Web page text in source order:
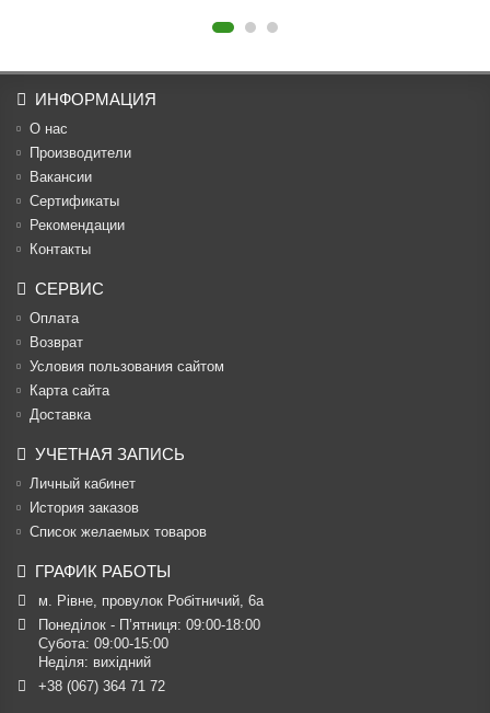
ИНФОРМАЦИЯ
О нас
Производители
Вакансии
Cертификаты
Рекомендации
Контакты
СЕРВИС
Оплата
Возврат
Условия пользования сайтом
Карта сайта
Доставка
УЧЕТНАЯ ЗАПИСЬ
Личный кабинет
История заказов
Список желаемых товаров
ГРАФИК РАБОТЫ
м. Рівне, провулок Робітничий, 6а
Понеділок - П’ятниця: 09:00-18:00
Субота: 09:00-15:00
Неділя: вихідний
+38 (067) 364 71 72